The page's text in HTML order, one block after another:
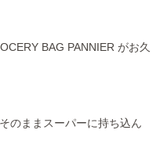
BAG PANNIER がお久
のままスーパーに持ち込ん